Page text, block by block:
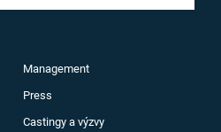
Management
Press
Castingy a výzvy